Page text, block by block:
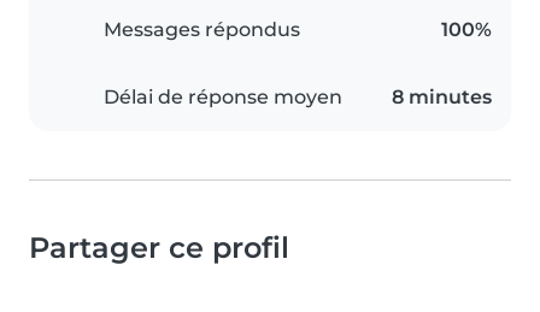
Messages répondus 100%
Délai de réponse moyen 8 minutes
Partager ce profil